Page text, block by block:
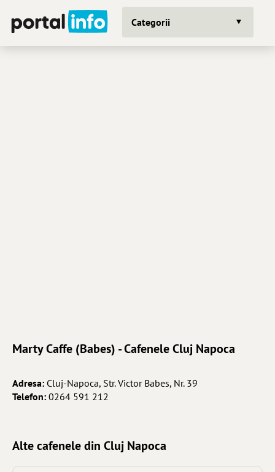
Categorii
Marty Caffe (Babes) - Cafenele Cluj Napoca
Adresa: Cluj-Napoca, Str. Victor Babes, Nr. 39
Telefon: 0264 591 212
Alte cafenele din Cluj Napoca